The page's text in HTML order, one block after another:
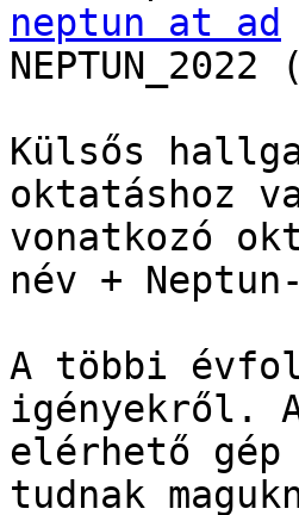
neptun at ad
Külsős
oktatáshoz
vonatkozó
név +
A többi
igényekről.
elérhető